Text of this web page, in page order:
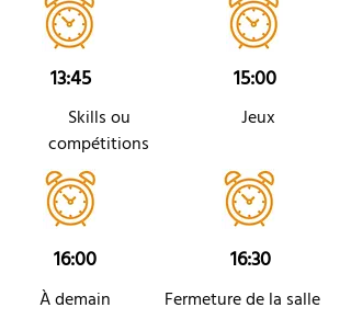
13:45
Skills ou
compétitions
15:00
Jeux
16:00
À demain
16:30
Fermeture de la salle